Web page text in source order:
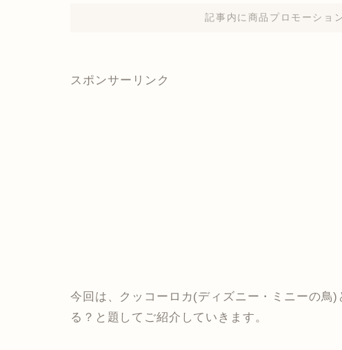
記事内に商品プロモーショ
スポンサーリンク
今回は、クッコーロカ(ディズニー・ミニーの鳥
る？と題してご紹介していきます。